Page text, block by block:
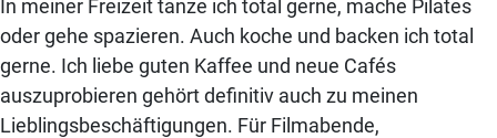
In meiner Freizeit tanze ich total gerne, mache Pilates
oder gehe spazieren. Auch koche und backen ich total
gerne. Ich liebe guten Kaffee und neue Cafés
auszuprobieren gehört definitiv auch zu meinen
Lieblingsbeschäftigungen. Für Filmabende,